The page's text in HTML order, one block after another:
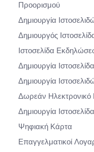
Προορισμού
Δημιουργία
Δημιουργός
Ιστοσελίδα
Δημιουργία
Δημιουργία
Δωρεάν Ηλεκτρονικό
Δημιουργία
Ψηφιακή Κάρτα
Επαγγελματικοί